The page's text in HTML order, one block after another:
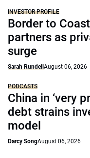
INVESTOR PROFILE
Border to
partners as
surge
Sarah Rundell August 06, 2026
PODCASTS
China in ‘very
debt strains
model
Darcy SongAugust 06, 2026